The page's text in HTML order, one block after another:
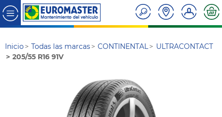
Inicio Todas las marcas CONTINENTAL
ULTRACONTACT
205/55 R16 91V